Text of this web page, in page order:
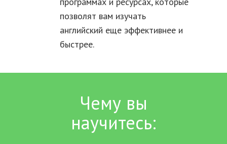
позволят вам изучать
английский еще эффективнее и
быстрее.
Чему вы
научитесь: